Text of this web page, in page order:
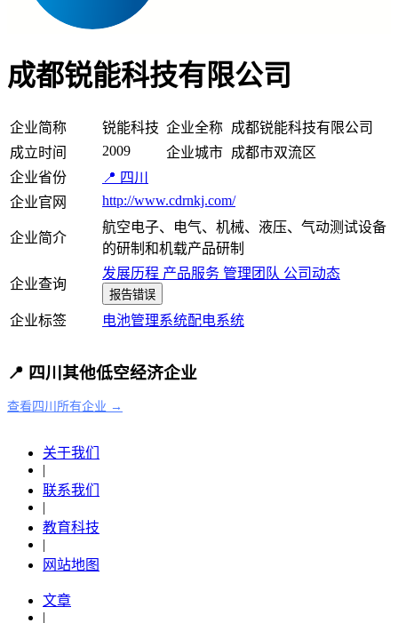
成都锐能科技有限公司
企业简称 锐能科技 企业全称 成都锐能科技有限公司
成立时间
2009 企业城市 成都市双流区
企业省份
📍 四川
企业官网
http://www.cdrnkj.com/
企业简介
航空电子、电气、机械、液压、气动测试设备
的研制和机载产品研制
企业查询
发展历程 产品服务 管理团队 公司动态
报告错误
企业标签 电池管理系统配电系统
📍 四川其他低空经济企业
查看四川所有企业 →
关于我们
|
联系我们
|
教育科技
|
网站地图
文章
|